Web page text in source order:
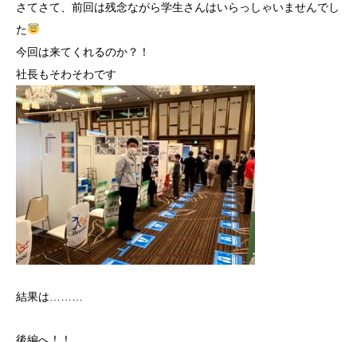
さてさて、前回は残念ながら学生さんはいらっしゃいませんでし
た
今回は来てくれるのか？！
社長もそわそわです
結果は………